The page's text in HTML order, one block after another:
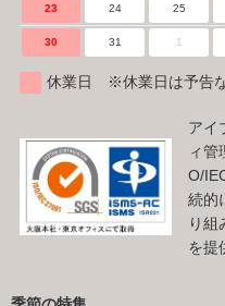
23 24 25
30 31 1
休業日 ※休業日は予告な
アイ
ィ管
O/
続的
り組
を提